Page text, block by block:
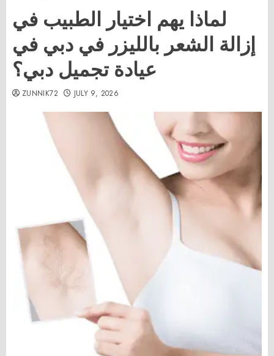
لماذا يهم اختيار الطبيب في
إزالة الشعر بالليزر في دبي في
عيادة تجميل دبي؟
ZUNNIK72 JULY 9, 2026